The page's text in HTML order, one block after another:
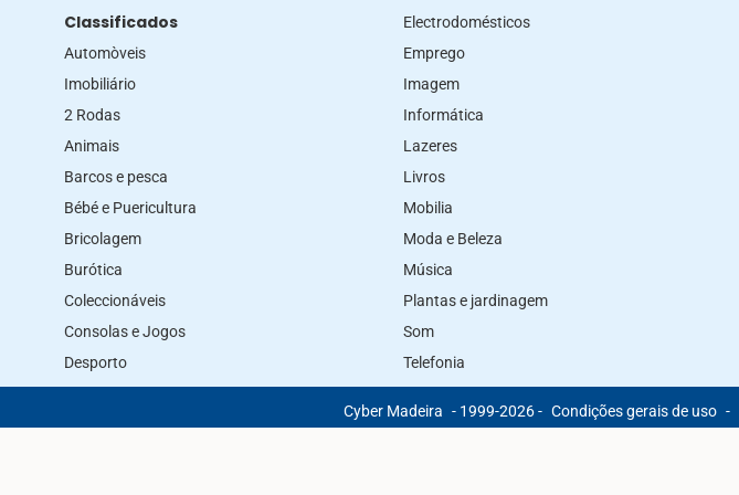
Classificados
Automòveis
Imobiliário
2 Rodas
Animais
Barcos e pesca
Bébé e Puericultura
Bricolagem
Burótica
Coleccionáveis
Consolas e Jogos
Desporto
Electrodomésticos
Emprego
Imagem
Informática
Lazeres
Livros
Mobilia
Moda e Beleza
Música
Plantas e jardinagem
Som
Telefonia
Cyber Madeira - 1999-2026 - Condições gerais de uso -